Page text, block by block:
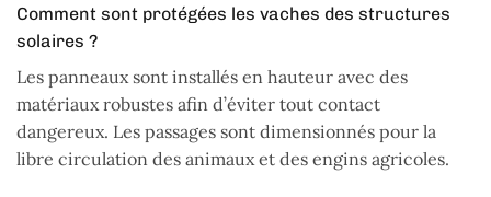
Comment sont protégées les vaches des structures
solaires ?
Les panneaux sont installés en hauteur avec des
matériaux robustes afin d’éviter tout contact
dangereux. Les passages sont dimensionnés pour la
libre circulation des animaux et des engins agricoles.